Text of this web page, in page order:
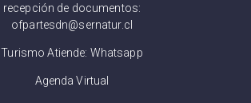
recepción de documentos:
ofpartesdn@sernatur.cl
Turismo Atiende: Whatsapp
Agenda Virtual